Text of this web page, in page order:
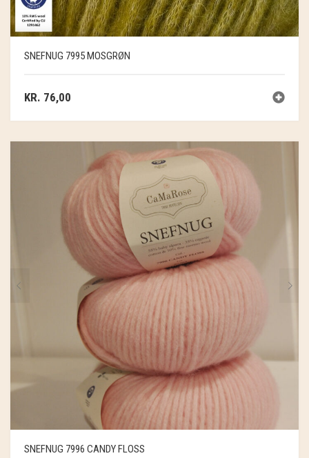
SNEFNUG 7995 MOSGRØN
KR. 76,00
SNEFNUG 7996 CANDY FLOSS